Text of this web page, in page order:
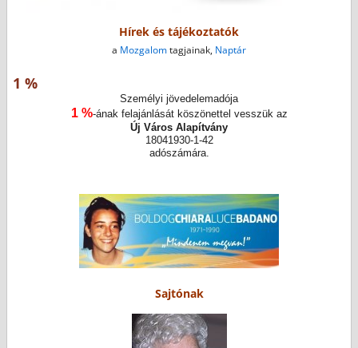
Hírek és tájékoztatók
a Mozgalomtagjainak, Naptár
1 %
Személyi jövedelemadója
1 %-ának felajánlását köszönettel vesszük az
Új Város Alapítvány
18041930-1-42
adószámára.
Sajtónak